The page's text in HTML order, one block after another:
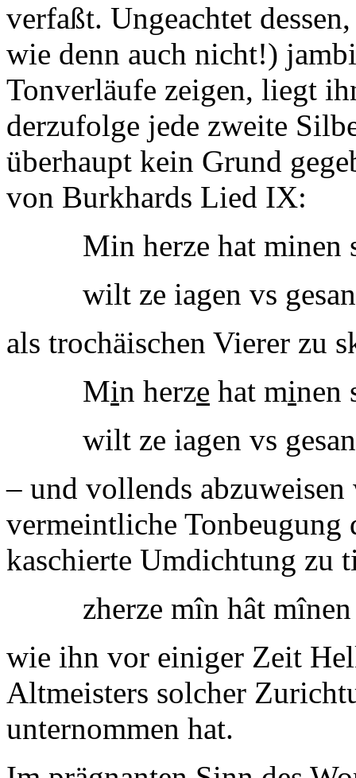
verfaßt. Ungeachtet
wie denn auch nicht!)
Tonverläufe zeigen, liegt
derzufolge jede zweite
überhaupt kein Grund
von Burkhards Lied IX:
Min herze hat minen
wilt ze iagen vs
als trochäischen Vierer zu
Min herze hat minen
wilt ze iagen vs
– und vollends abzuweisen
vermeintliche
kaschierte Umdichtung zu
zherze mîn hât
wie ihn vor einiger Zeit
Altmeisters solcher
unternommen hat.